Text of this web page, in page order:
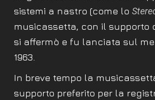
sistemi a nastro (come lo
musicassetta, con il supporto
si affermò e fu lanciata sul
1963.
In breve tempo la
supporto preferito per la